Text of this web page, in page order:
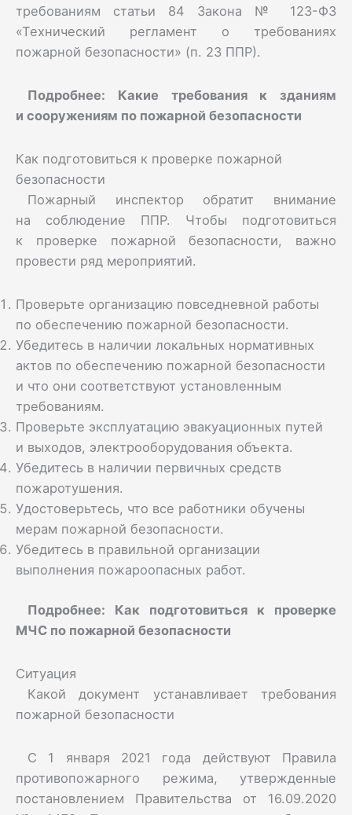
требованиям статьи 84 Закона № 123-ФЗ
«Технический регламент о требованиях
пожарной безопасности» (п. 23 ППР).
Подробнее: Какие требования к зданиям
и сооружениям по пожарной безопасности
Как подготовиться к проверке пожарной
безопасности
Пожарный инспектор обратит внимание
на соблюдение ППР. Чтобы подготовиться
к проверке пожарной безопасности, важно
провести ряд мероприятий.
Проверьте организацию повседневной работы
по обеспечению пожарной безопасности.
Убедитесь в наличии локальных нормативных
актов по обеспечению пожарной безопасности
и что они соответствуют установленным
требованиям.
Проверьте эксплуатацию эвакуационных путей
и выходов, электрооборудования объекта.
Убедитесь в наличии первичных средств
пожаротушения.
Удостоверьтесь, что все работники обучены
мерам пожарной безопасности.
Убедитесь в правильной организации
выполнения пожароопасных работ.
Подробнее: Как подготовиться к проверке
МЧС по пожарной безопасности
Ситуация
Какой документ устанавливает требования
пожарной безопасности
С 1 января 2021 года действуют Правила
противопожарного режима, утвержденные
постановлением Правительства от 16.09.2020